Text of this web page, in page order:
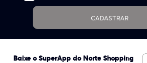
CADASTRAR
Baixe o SuperApp do Norte Shopping